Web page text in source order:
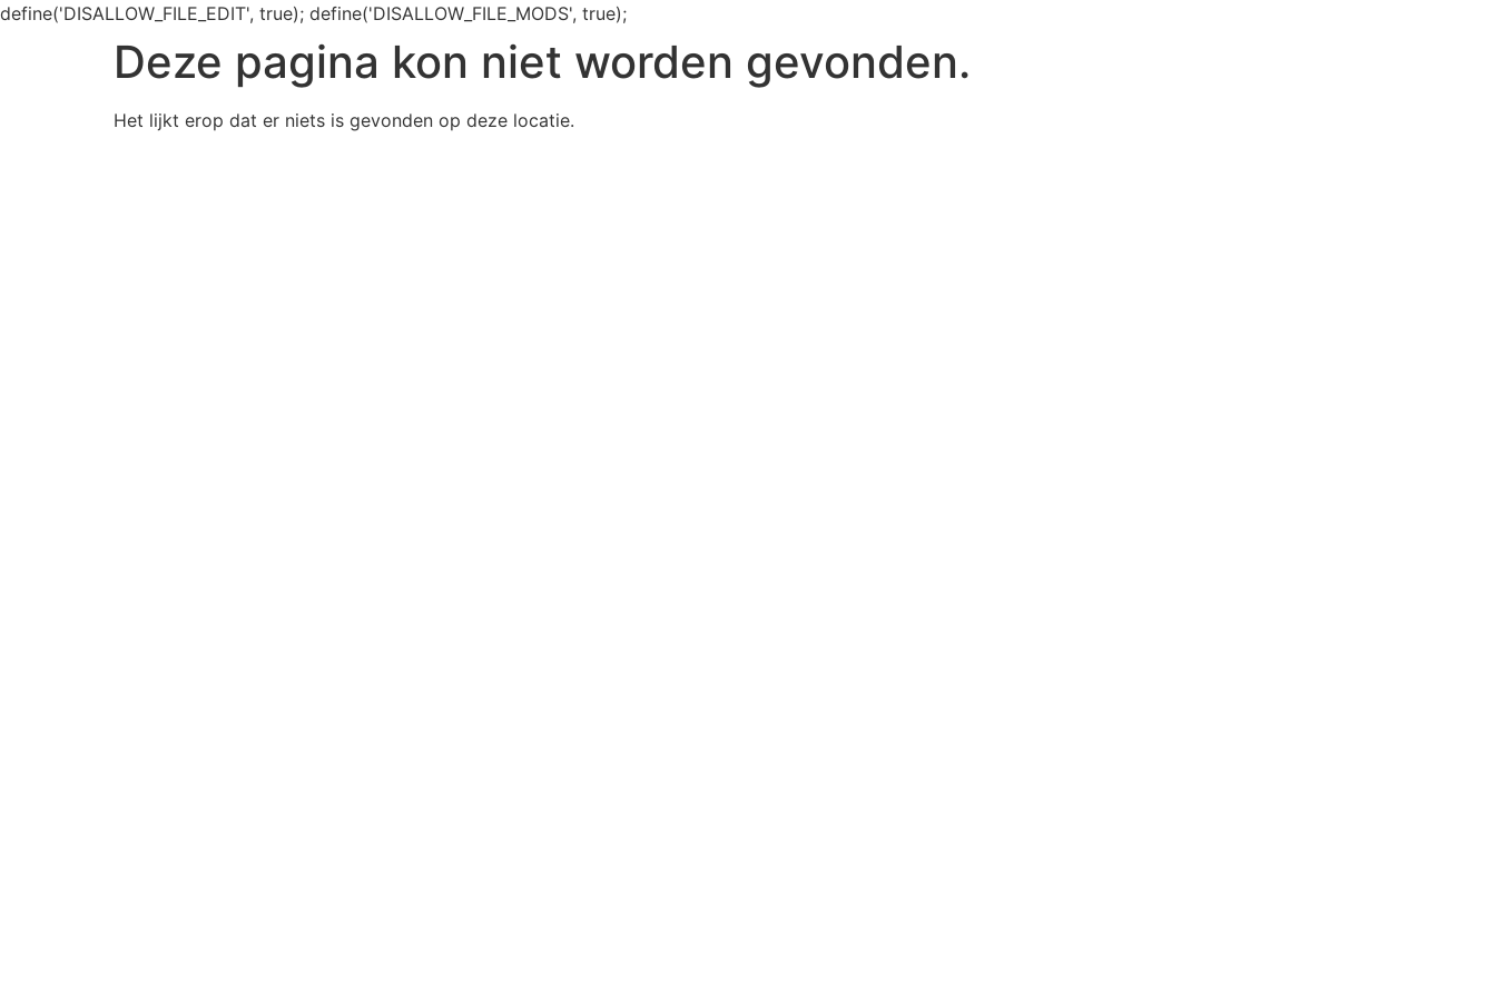
define('DISALLOW_FILE_EDIT', true); define('DISALLOW_FILE_MODS', true);
Deze pagina kon niet worden gevonden.
Het lijkt erop dat er niets is gevonden op deze locatie.